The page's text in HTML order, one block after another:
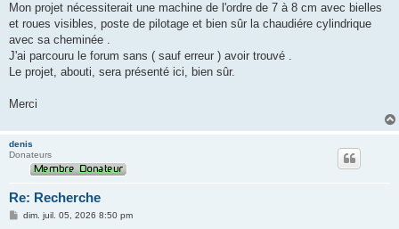
Mon projet nécessiterait une machine de l'ordre de 7 à 8 cm avec bielles
et roues visibles, poste de pilotage et bien sûr la chaudiére cylindrique
avec sa cheminée .
J'ai parcouru le forum sans ( sauf erreur ) avoir trouvé .
Le projet, abouti, sera présenté ici, bien sûr.
Merci
denis
Donateurs
Re: Recherche
Mdim. juil. 05, 2026 8:50 pm